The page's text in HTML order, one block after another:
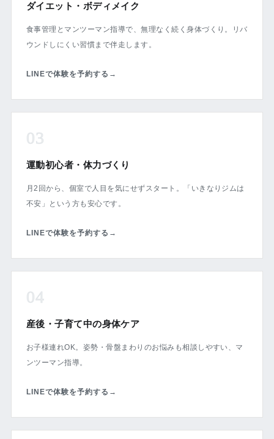
ダイエット・ボディメイク
食事管理とマンツーマン指導で、無理なく続く身体づくり。リバ
ウンドしにくい習慣まで伴走します。
LINEで体験を予約する →
03
運動初心者・体力づくり
月2回から、個室で人目を気にせずスタート。「いきなりジムは
不安」という方も安心です。
LINEで体験を予約する →
04
産後・子育て中の身体ケア
お子様連れOK。姿勢・骨盤まわりのお悩みも相談しやすい、マ
ンツーマン指導。
LINEで体験を予約する →